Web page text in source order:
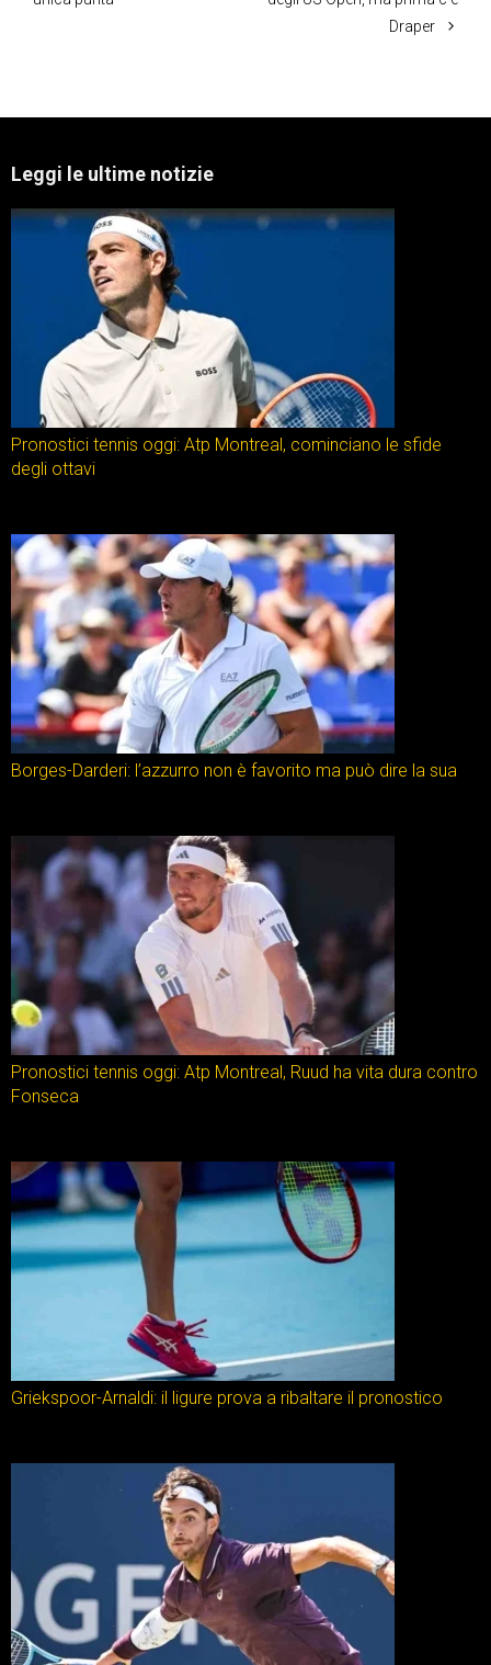
Draper
Leggi le ultime notizie
Pronostici tennis oggi: Atp Montreal, cominciano le sfide
degli ottavi
Borges-Darderi: l’azzurro non è favorito ma può dire la sua
Pronostici tennis oggi: Atp Montreal, Ruud ha vita dura contro
Fonseca
Griekspoor-Arnaldi: il ligure prova a ribaltare il pronostico